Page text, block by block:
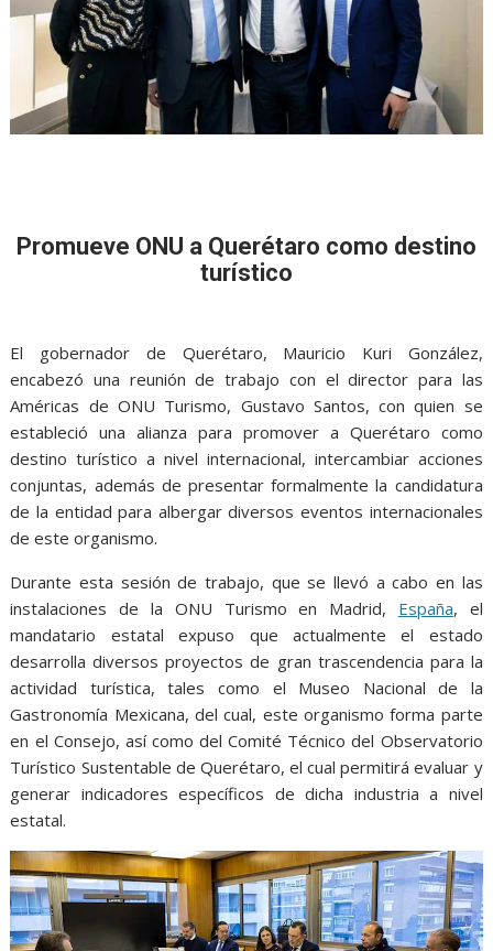
Promueve ONU a Querétaro como destino
turístico
El gobernador de Querétaro, Mauricio Kuri González,
encabezó una reunión de trabajo con el director para las
Américas de ONU Turismo, Gustavo Santos, con quien se
estableció una alianza para promover a Querétaro como
destino turístico a nivel internacional, intercambiar acciones
conjuntas, además de presentar formalmente la candidatura
de la entidad para albergar diversos eventos internacionales
de este organismo.
Durante esta sesión de trabajo, que se llevó a cabo en las
instalaciones de la ONU Turismo en Madrid, España, el
mandatario estatal expuso que actualmente el estado
desarrolla diversos proyectos de gran trascendencia para la
actividad turística, tales como el Museo Nacional de la
Gastronomía Mexicana, del cual, este organismo forma parte
en el Consejo, así como del Comité Técnico del Observatorio
Turístico Sustentable de Querétaro, el cual permitirá evaluar y
generar indicadores específicos de dicha industria a nivel
estatal.